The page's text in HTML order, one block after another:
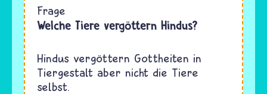
Frage
Welche Tiere vergöttern Hindus?
Hindus vergöttern Gottheiten in
Tiergestalt aber nicht die Tiere
selbst.